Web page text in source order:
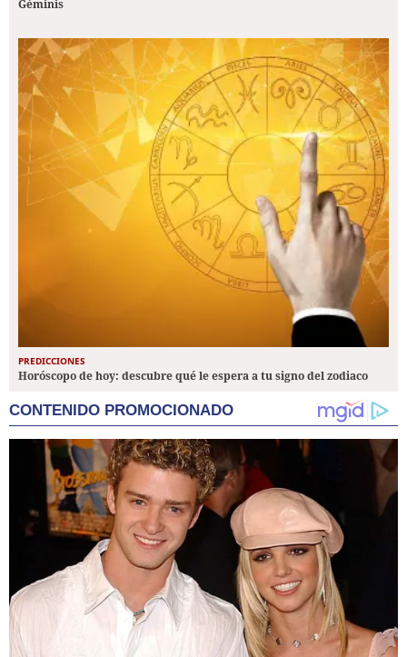
Géminis
PREDICCIONES
Horóscopo de hoy: descubre qué le espera a tu signo del zodiaco
CONTENIDO PROMOCIONADO